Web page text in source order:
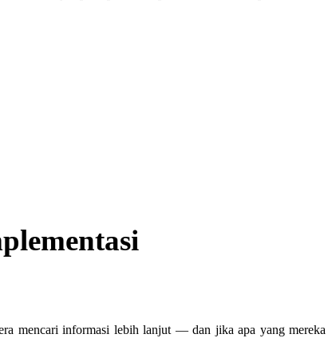
mencari informasi lebih lanjut — dan jika apa yang mereka